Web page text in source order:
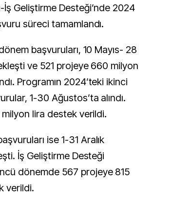
İş Geliştirme Desteği’nde 2024
süreci tamamlandı.
başvuruları, 10 Mayıs- 28
ve 521 projeye 660 milyon
Programın 2024’teki ikinci
1-30 Ağustos’ta alındı.
lira destek verildi.
ise 1-31 Aralık
İş Geliştirme Desteği
dönemde 567 projeye 815
verildi.